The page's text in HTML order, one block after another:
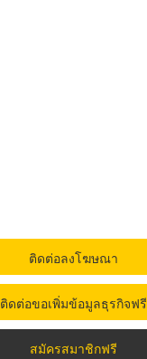
ติดต่อลงโฆษณา
ติดต่อขอเพิ่มข้อมูลธุรกิจฟรี
สมัครสมาชิกฟรี